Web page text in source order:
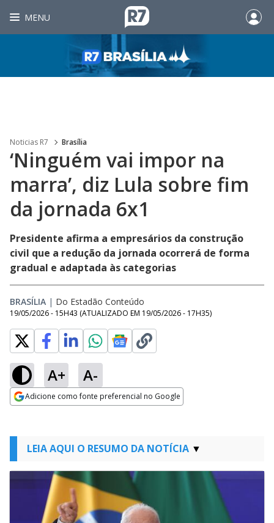
MENU
Noticias R7 Brasília
‘Ninguém vai impor na
marra’, diz Lula sobre fim
da jornada 6x1
Presidente afirma a empresários da construção
civil que a redução da jornada ocorrerá de forma
gradual e adaptada às categorias
BRASÍLIA | Do Estadão Conteúdo
19/05/2026 - 15H43 (ATUALIZADO EM 19/05/2026 - 17H35)
A+ A-
Adicione como fonte preferencial no Google
LEIA AQUI O RESUMO DA NOTÍCIA